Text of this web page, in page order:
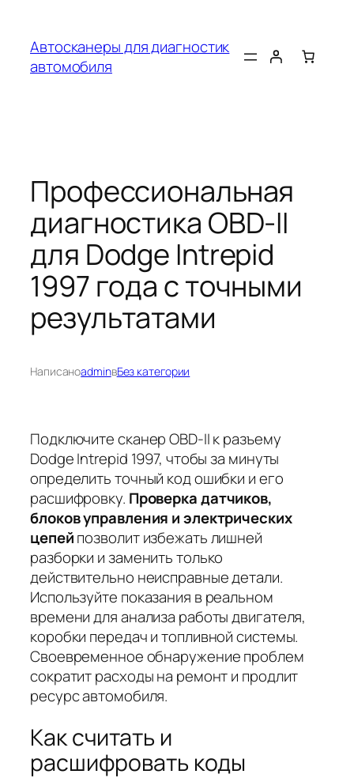
содержимому
Автосканеры для диагностик
автомобиля
Профессиональная
диагностика OBD-II
для Dodge Intrepid
1997 года с точными
результатами
НаписаноadminвБез категории
Подключите сканер OBD-II к разъему
Dodge Intrepid 1997, чтобы за минуты
определить точный код ошибки и его
расшифровку. Проверка датчиков,
блоков управления и электрических
цепейпозволит избежать лишней
разборки и заменить только
действительно неисправные детали.
Используйте показания в реальном
времени для анализа работы двигателя,
коробки передач и топливной системы.
Своевременное обнаружение проблем
сократит расходы на ремонт и продлит
ресурс автомобиля.
Как считать и
расшифровать коды